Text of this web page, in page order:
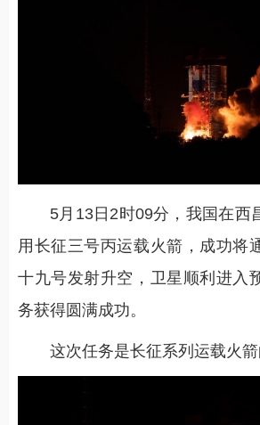
5月13日2时09分，我国在西
用长征三号丙运载火箭，成功将
十九号发射升空，卫星顺利进入
务获得圆满成功。
这次任务是长征系列运载火箭